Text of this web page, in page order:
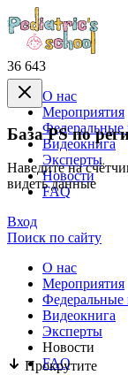
36 643
База PS по
Наведите на
видеть данные
Прокрутите
О нас
Mероприятия
Федеральные
Видеокнига
Эксперты
Новости
FAQ
Вход
Поиск по сайту
О нас
Mероприятия
Федеральные
Видеокнига
Эксперты
Новости
FAQ